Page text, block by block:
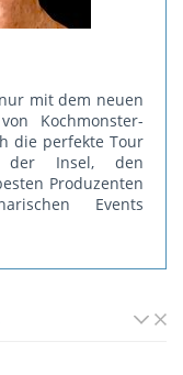
mit dem neuen
Kochmonster-
die perfekte Tour
der Insel, den
Produzenten
Events